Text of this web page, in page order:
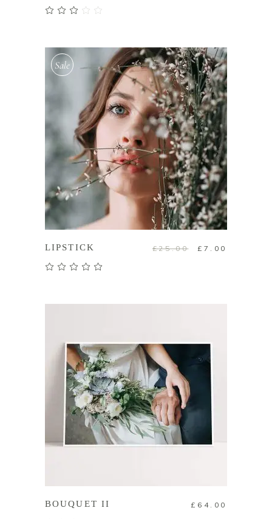
5
Sale
加入購物車
LIPSTICK £25.00 £ 7.00
BOUQUET II £ 64.00